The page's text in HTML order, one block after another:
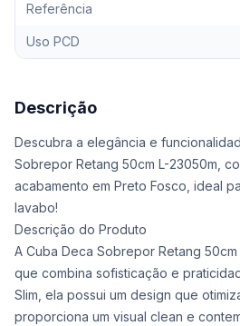
Referência
Uso PCD
Descrição
Descubra a elegância e
Sobrepor Retang 50cm L-23050m,
acabamento em Preto Fosco, ideal
lavabo!
Descrição do Produto
A Cuba Deca Sobrepor Retang
que combina sofisticação e
Slim, ela possui um design que
proporciona um visual clean e